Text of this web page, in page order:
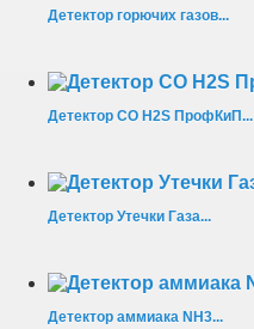
Детектор горючих газов...
Детектор CO H2S ПрофКиП...
Детектор Утечки Газа...
Детектор аммиака NH3...